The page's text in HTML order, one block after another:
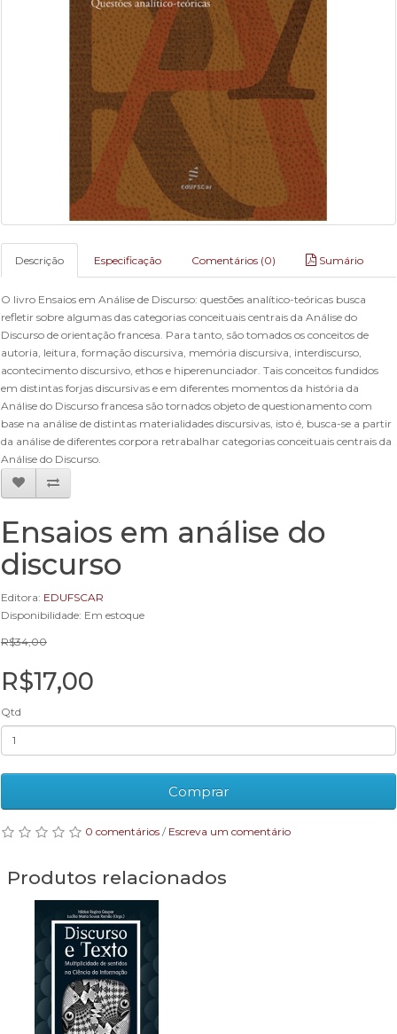
Descrição Especificação Comentários (0) Sumário
O livro Ensaios em Análise de Discurso: questões analítico-teóricas busca
refletir sobre algumas das categorias conceituais centrais da Análise do
Discurso de orientação francesa. Para tanto, são tomados os conceitos de
autoria, leitura, formação discursiva, memória discursiva, interdiscurso,
acontecimento discursivo, ethos e hiperenunciador. Tais conceitos fundidos
em distintas forjas discursivas e em diferentes momentos da história da
Análise do Discurso francesa são tornados objeto de questionamento com
base na análise de distintas materialidades discursivas, isto é, busca-se a partir
da análise de diferentes corpora retrabalhar categorias conceituais centrais da
Análise do Discurso.
Ensaios em análise do
discurso
Editora: EDUFSCAR
Disponibilidade: Em estoque
R$34,00
R$17,00
Qtd
Comprar
0 comentários / Escreva um comentário
Produtos relacionados